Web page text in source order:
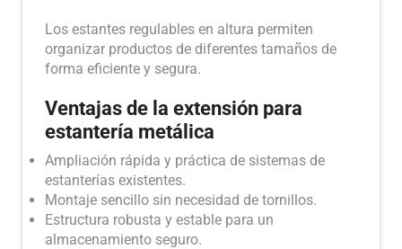
Los estantes regulables en altura permiten
organizar productos de diferentes tamaños de
forma eficiente y segura.
Ventajas de la extensión para
estantería metálica
Ampliación rápida y práctica de sistemas de
estanterías existentes.
Montaje sencillo sin necesidad de tornillos.
Estructura robusta y estable para un
almacenamiento seguro.